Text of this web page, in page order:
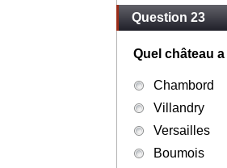
Question 23
Quel château
Chambord
Villandry
Versailles
Boumois